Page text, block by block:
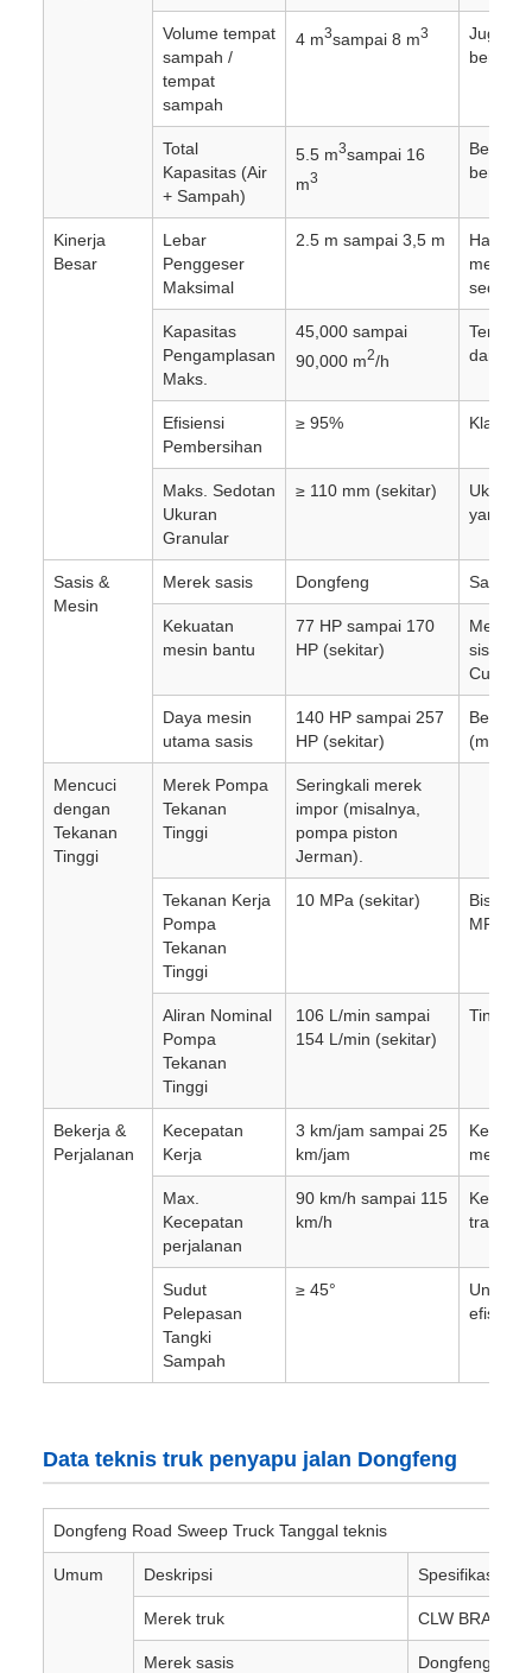
Volume tempat
sampah /
tempat
sampah
4 m3sampai 8 m3
Juga
Total
Kapasitas (Air
+ Sampah)
5.5 m3sampai 16
m3
Kinerja
Besar
Lebar
Penggeser
Maksimal
2.5 m sampai 3,5 m
Hal ini
Kapasitas
Pengamplasan
Maks.
45,000 sampai
90,000 m2/h
dan
Efisiensi
Pembersihan
≥ 95% Klaim
Maks. Sedotan
Ukuran
Granular
≥ 110 mm (sekitar)
Ukuran
yang
Sasis &
Mesin
Merek sasis Dongfeng Sasis
Kekuatan
mesin bantu
77 HP sampai 170
HP (sekitar)
Mesin
sistem
Daya mesin
utama sasis
140 HP sampai 257
HP (sekitar)
Mencuci
dengan
Tekanan
Tinggi
Merek Pompa
Tekanan
Tinggi
Seringkali merek
impor (misalnya,
pompa piston
Jerman).
Tekanan Kerja
Pompa
Tekanan
Tinggi
10 MPa (sekitar)
Bisa
MPa
Aliran Nominal
Pompa
Tekanan
Tinggi
106 L/min sampai
154 L/min (sekitar)
Tingkat
Bekerja &
Perjalanan
Kecepatan
Kerja
3 km/jam sampai 25
km/jam
Max.
Kecepatan
perjalanan
90 km/h sampai 115
km/h
Sudut
Pelepasan
Tangki
Sampah
≥ 45°
Untuk
efisien.
Data teknis truk penyapu jalan Dongfeng
Dongfeng Road Sweep Truck Tanggal teknis
Umum Deskripsi Spesifikasi
Merek truk CLW BRAND
Merek sasis Dongfeng